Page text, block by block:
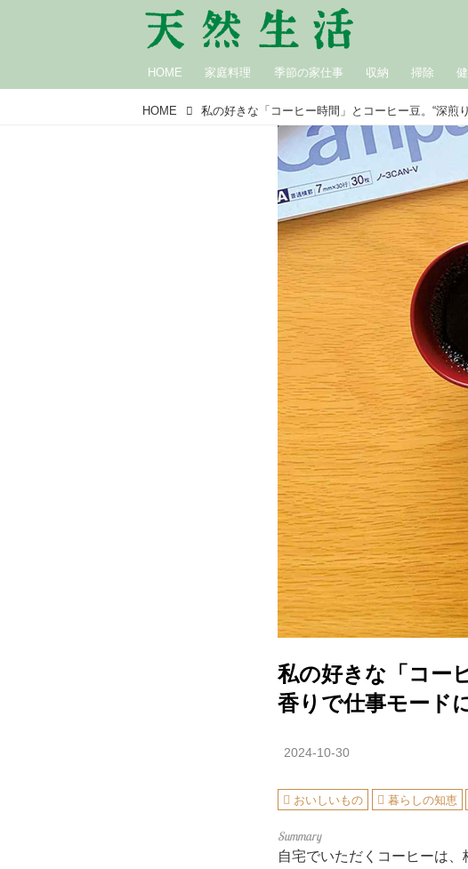
HOME 家庭料理 季節の家仕事 収納 掃除
HOME
私の好きな「コー
香りで仕事モード
2024-10-30
おいしいもの 暮らしの知恵
自宅でいただくコーヒーは